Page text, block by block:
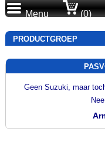
Menu (0)
PRODUCTGROEP
Geen Suzuki, maar